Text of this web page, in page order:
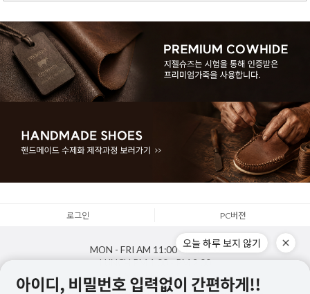
로그인 PC버젼
MON - FRI AM 11:00 - PM 5:00
LUNCHPM 1:00 - PM 2:00
SAT,SUN,HOLIDAY OFF
오늘 하루 보지 않기